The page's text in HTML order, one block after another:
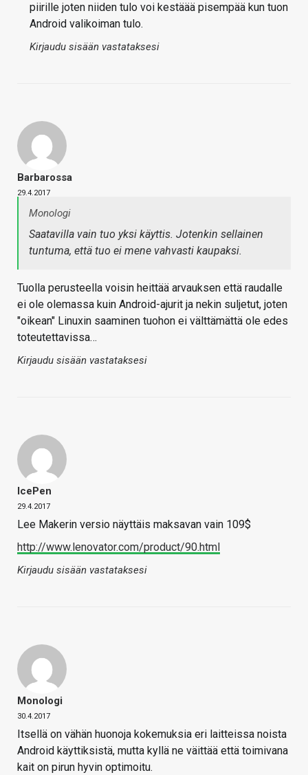
piirille joten niiden tulo voi kestäää pisempää kun tuon
Android valikoiman tulo.
Kirjaudu sisään vastataksesi
Barbarossa
29.4.2017
Monologi
Saatavilla vain tuo yksi käyttis. Jotenkin sellainen
tuntuma, että tuo ei mene vahvasti kaupaksi.
Tuolla perusteella voisin heittää arvauksen että raudalle
ei ole olemassa kuin Android-ajurit ja nekin suljetut, joten
"oikean" Linuxin saaminen tuohon ei välttämättä ole edes
toteutettavissa…
Kirjaudu sisään vastataksesi
IcePen
29.4.2017
Lee Makerin versio näyttäis maksavan vain 109$
http://www.lenovator.com/product/90.html
Kirjaudu sisään vastataksesi
Monologi
30.4.2017
Itsellä on vähän huonoja kokemuksia eri laitteissa noista
Android käyttiksistä, mutta kyllä ne väittää että toimivana
kait on pirun hyvin optimoitu.